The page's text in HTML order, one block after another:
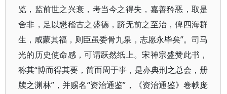
览，监前世之兴衰，考当今之得失，嘉善矜恶，取是
舍非，足以懋稽古之盛德，跻无前之至治，俾四海群
生，咸蒙其福，则臣虽委骨九泉，志愿永毕矣”。司马
光的历史使命感，可谓跃然纸上。宋神宗盛赞此书，
称其“博而得其要，简而周于事，是亦典刑之总会，册
牍之渊林”，并赐名“资治通鉴”，《资治通鉴》卷帙庞